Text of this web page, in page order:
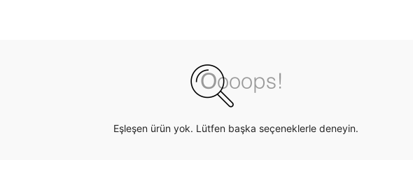
Eşleşen ürün yok. Lütfen başka seçeneklerle deneyin.